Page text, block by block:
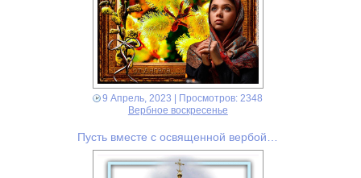
9 Апрель, 2023 | Просмотров: 2348
Вербное воскресенье
Пусть вместе с освященной вербой…